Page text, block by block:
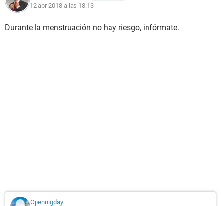
12 abr 2018 a las 18:13
Durante la menstruación no hay riesgo, infórmate.
Opennigday